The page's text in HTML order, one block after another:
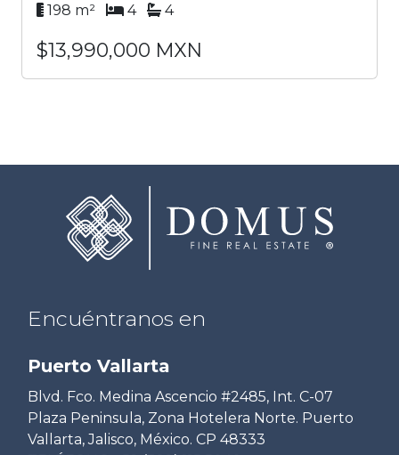
198 m²
4 4
$13,990,000 MXN
Encuéntranos en
Puerto Vallarta
Blvd. Fco. Medina Ascencio #2485, Int. C-07
Plaza Peninsula, Zona Hotelera Norte. Puerto
Vallarta, Jalisco, México. CP 48333